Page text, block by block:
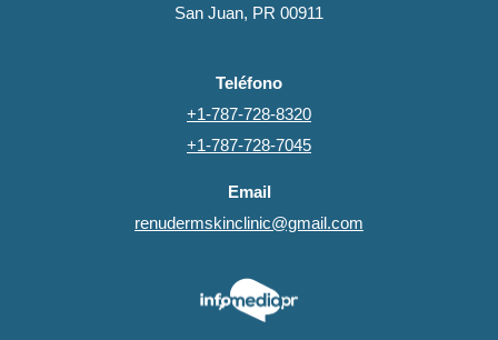
San Juan, PR 00911
Teléfono
+1-787-728-8320
+1-787-728-7045
Email
renudermskinclinic@gmail.com